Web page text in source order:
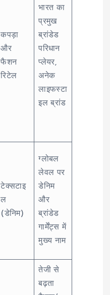
कपड़ा
और
फैशन
रिटेल
भारत का
प्रमुख
ब्रांडेड
परिधान
प्लेयर,
अनेक
लाइफस्टा
इल ब्रांड
टेक्सटाइ
ल
(डेनिम)
ग्लोबल
लेवल पर
डेनिम
और
ब्रांडेड
गार्मेंट्स में
मुख्य नाम
तेजी से
बढ़ता